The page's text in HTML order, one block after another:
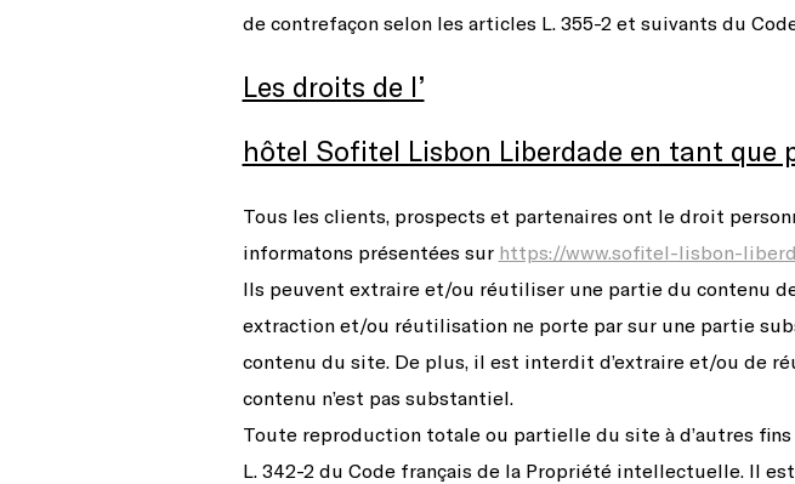
de contrefaçon selon les articles L. 355-2 et suivants du
Les droits de l’
hôtel Sofitel Lisbon Liberdade en tant que
Tous les clients, prospects et partenaires ont le droit
informatons présentées sur https://www.sofitel-lisbon-
Ils peuvent extraire et/ou réutiliser une partie du contenu
extraction et/ou réutilisation ne porte par sur une partie
contenu du site. De plus, il est interdit d’extraire et/ou de
contenu n’est pas substantiel.
Toute reproduction totale ou partielle du site à d’autres
L. 342-2 du Code français de la Propriété intellectuelle. Il